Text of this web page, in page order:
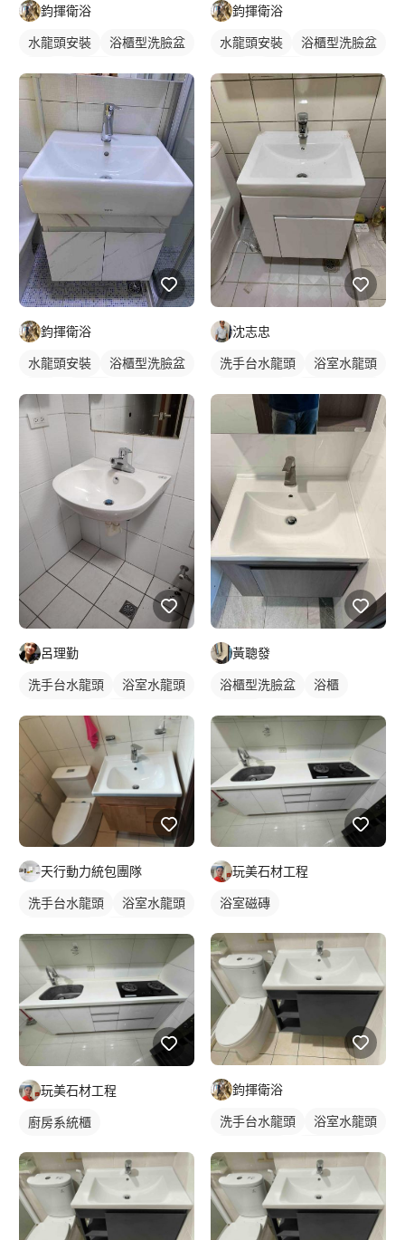
鈞揮衛浴
水龍頭安裝
浴櫃型洗臉盆
傳統水龍頭
洗手台水龍頭
浴室水龍頭
鈞揮衛浴
水龍頭安裝
浴櫃型洗臉盆
洗手台水龍頭
浴室水龍頭
呂理勤
洗手台水龍頭
浴室水龍頭
洗臉盆
傳統水龍頭
天行動力統包團隊
洗手台水龍頭
浴室水龍頭
水龍頭安裝
浴櫃型洗臉盆
浴櫃
洗臉盆
傳統水龍頭
玩美石材工程
廚房系統櫃
鈞揮衛浴
水龍頭安裝
浴櫃型洗臉盆
傳統水龍頭
洗手台水龍頭
浴室水龍頭
沈志忠
洗手台水龍頭
浴室水龍頭
洗臉盆
傳統水龍頭
黃聰發
浴櫃型洗臉盆
浴櫃
玩美石材工程
浴室磁磚
鈞揮衛浴
洗手台水龍頭
浴室水龍頭